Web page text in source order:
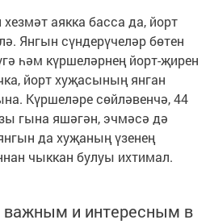
аякка басса да, йорт
Янгын сүндерүчеләр бөтен
һәм күршеләрнең йорт-җирен
йорт хуҗасының янган
Күршеләре сөйләвенчә, 44
гына яшәгән, эчмәсә дә
да хуҗаның үзенең
чыккан булуы ихтимал.
и интересным в